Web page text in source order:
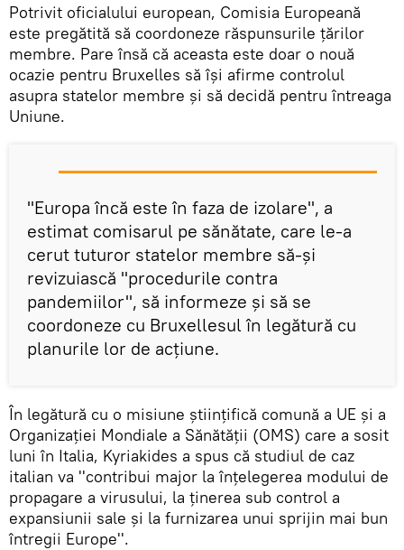
Potrivit oficialului european, Comisia Europeană
este pregătită să coordoneze răspunsurile ţărilor
membre. Pare însă că aceasta este doar o nouă
ocazie pentru Bruxelles să își afirme controlul
asupra statelor membre și să decidă pentru întreaga
Uniune.
''Europa încă este în faza de izolare'', a
estimat comisarul pe sănătate, care le-a
cerut tuturor statelor membre să-şi
revizuiască ''procedurile contra
pandemiilor'', să informeze şi să se
coordoneze cu Bruxellesul în legătură cu
planurile lor de acţiune.
În legătură cu o misiune ştiinţifică comună a UE şi a
Organizaţiei Mondiale a Sănătăţii (OMS) care a sosit
luni în Italia, Kyriakides a spus că studiul de caz
italian va ''contribui major la înţelegerea modului de
propagare a virusului, la ţinerea sub control a
expansiunii sale şi la furnizarea unui sprijin mai bun
întregii Europe''.